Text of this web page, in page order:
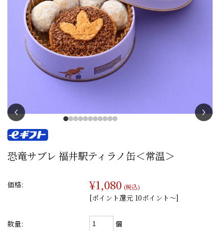
恐竜サブレ 福井駅ティラノ缶＜常温＞
価格: ¥1,080 (税込)
[ポイント還元 10ポイント〜]
数量:
個